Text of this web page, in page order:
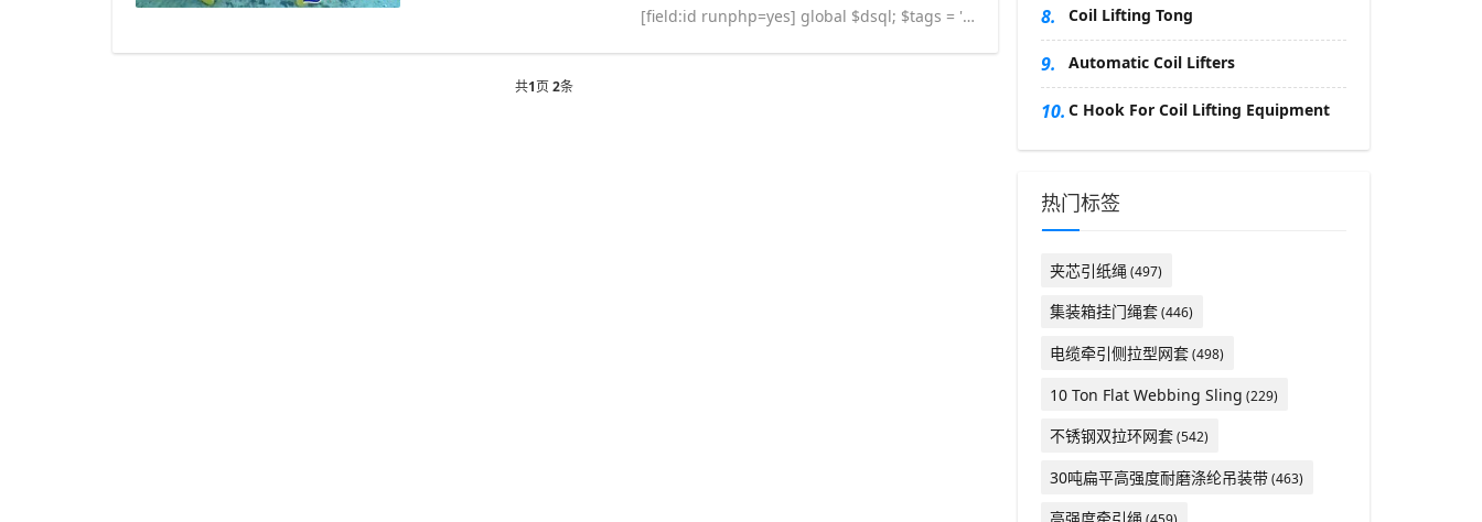
[field:id runphp=yes] global $dsql; $tags = ''; $query = "SELECT tag FROM `#@__taglist` WHERE aid='@me' "; $dsql->Execute('tag',$query); while($row = $dsql->GetArray('tag')) { $tags .= "#
共1页2条
8. Coil Lifting Tong
9. Automatic Coil Lifters
10. C Hook For Coil Lifting Equipment
热门标签
夹芯引纸绳 (497)
集装箱挂门绳套(446)
电缆牵引侧拉型网套(498)
10 Ton Flat Webbing Sling (229)
不锈钢双拉环网套(542)
30吨扁平高强度耐磨涤纶吊装带(463)